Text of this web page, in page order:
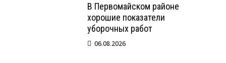
В Первомайском районе
хорошие показатели
уборочных работ
06.08.2026